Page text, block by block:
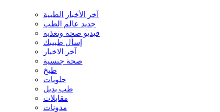
آخر الأخبار الطبية
جديد عالم الطب
فيديو صحة وتغذية
إسأل طبيبك
آخر الاخبار
صحة جنسية
طبخ
حلويات
طب بديل
مقابلات
مدونات